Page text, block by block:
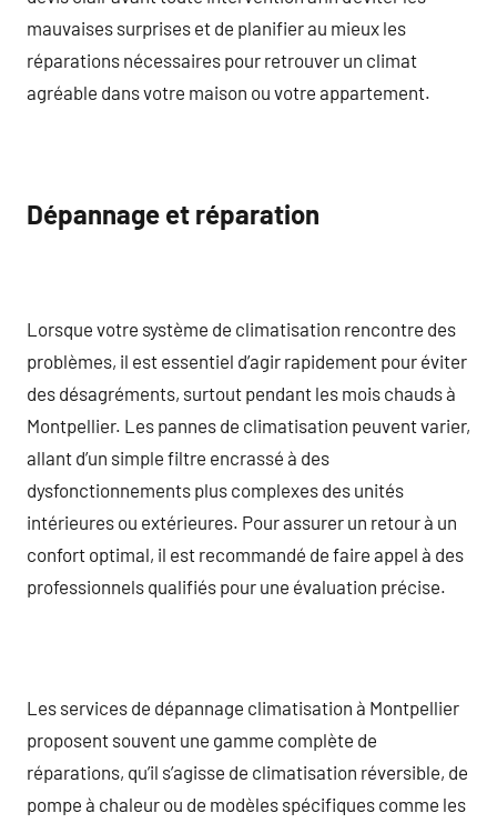
mauvaises surprises et de planifier au mieux les
réparations nécessaires pour retrouver un climat
agréable dans votre maison ou votre appartement.
Dépannage et réparation
Lorsque votre système de climatisation rencontre des
problèmes, il est essentiel d’agir rapidement pour éviter
des désagréments, surtout pendant les mois chauds à
Montpellier. Les pannes de climatisation peuvent varier,
allant d’un simple filtre encrassé à des
dysfonctionnements plus complexes des unités
intérieures ou extérieures. Pour assurer un retour à un
confort optimal, il est recommandé de faire appel à des
professionnels qualifiés pour une évaluation précise.
Les services de dépannage climatisation à Montpellier
proposent souvent une gamme complète de
réparations, qu’il s’agisse de climatisation réversible, de
pompe à chaleur ou de modèles spécifiques comme les